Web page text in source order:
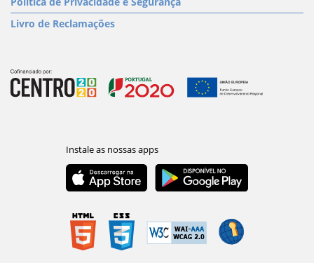
Livro de Reclamações